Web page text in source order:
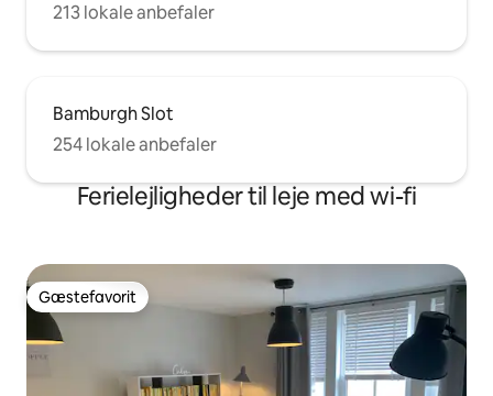
213 lokale anbefaler
Bamburgh Slot
254 lokale anbefaler
Ferielejligheder til leje med wi-fi
Gæstefavorit
Gæstefavorit